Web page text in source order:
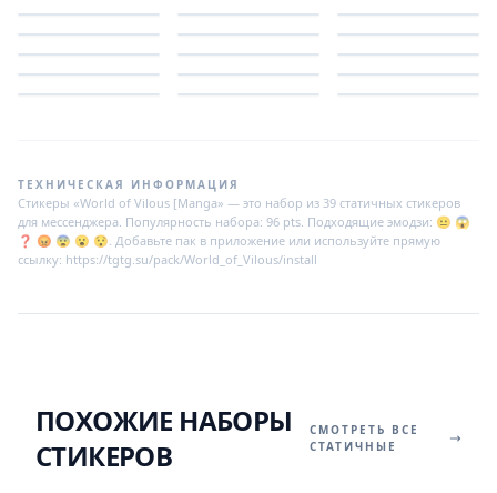
ТЕХНИЧЕСКАЯ ИНФОРМАЦИЯ
Стикеры «World of Vilous [Manga» — это набор из 39 статичных стикеров
для мессенджера. Популярность набора: 96 pts. Подходящие эмодзи: 😐 😱
❓ 😡 😨 😮 😯. Добавьте пак в приложение или используйте прямую
ссылку: https://tgtg.su/pack/World_of_Vilous/install
ПОХОЖИЕ НАБОРЫ
СТИКЕРОВ
СМОТРЕТЬ ВСЕ
СТАТИЧНЫЕ